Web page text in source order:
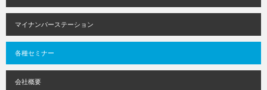
マイナンバーステーション
各種セミナー
会社概要